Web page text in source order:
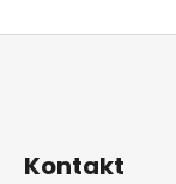
Z
Kontakt